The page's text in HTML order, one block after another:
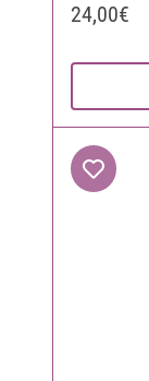
24,00€